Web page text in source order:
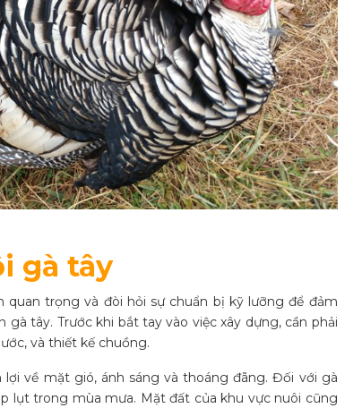
gà tây
trọng và đòi hỏi sự chuẩn bị kỹ lưỡng để đảm
tây. Trước khi bắt tay vào việc xây dựng, cần phải
và thiết kế chuồng.
về mặt gió, ánh sáng và thoáng đãng. Đối với gà
lụt trong mùa mưa. Mặt đất của khu vực nuôi cũng